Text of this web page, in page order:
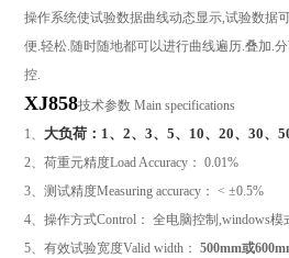
操作系统使试验数据曲线动态显示,试验数据
便.轻松.随时随地都可以进行曲线遍历.叠加.
控.
XJ858技术参数 Main specifications
1、大负荷：1、2、3、5、10、20、30、
2、荷重元精度Load Accuracy ： 0.01%
3、测试精度Measuring accuracy ： < ±0.5%
4、操作方式Control ： 全电脑控制,windows模
5、有效试验宽度Valid width ：500mm或